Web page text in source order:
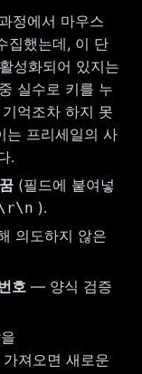
정에서 마우스
집했는데, 이 단
성화되어 있지는
실수로 키를 누
억조차 하지 못
는 프리세일의 사
.
(필드에 붙여넣
).
의도하지 않은
호 — 양식 검증
져오면 새로운